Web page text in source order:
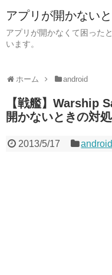
アプリが開かない
アプリが開かなくて困った
います。
ホーム android
【戦艦】Warship
開かないときの対
2013/5/17 android